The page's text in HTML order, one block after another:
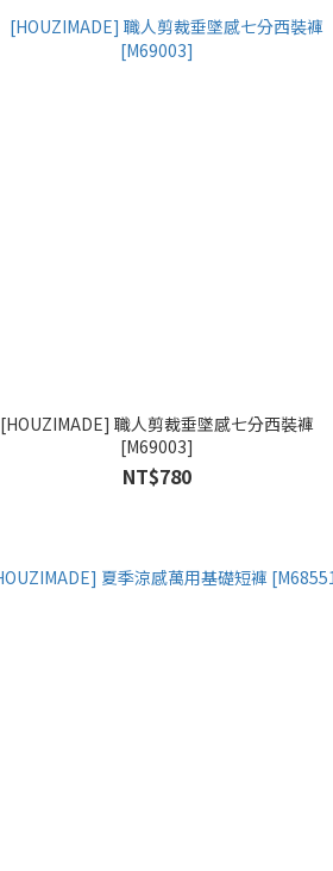
[HOUZIMADE] 職人剪裁垂墜感七分西裝褲
[M69003]
NT$780